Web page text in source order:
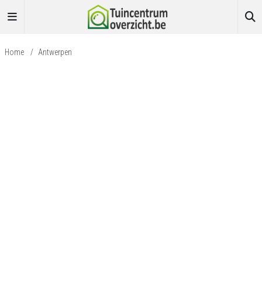
Home / Antwerpen